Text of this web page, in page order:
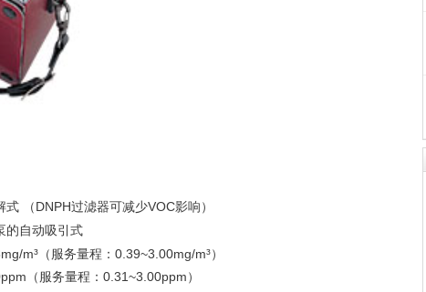
式 （DNPH过滤器可减少VOC影响）
的自动吸引式
m³（服务量程：0.39~3.00mg/m³）
（服务量程：0.31~3.00ppm）